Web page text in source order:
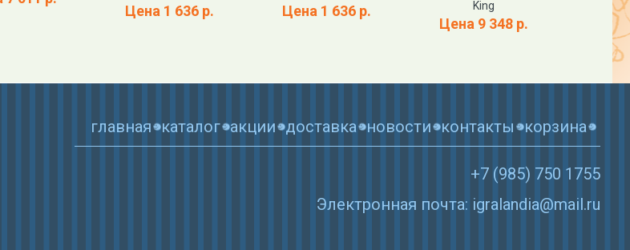
Цена 1 636 р. Цена 1 636 р.
King
Цена 9 348 р.
главная каталог акции доставка новости контакты корзина
+7 (985) 750 1755
Электронная почта: igralandia@mail.ru